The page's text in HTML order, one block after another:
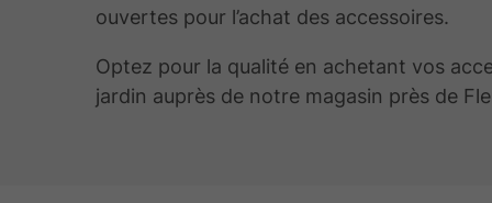
ouvertes pour l’achat des accessoires.
Optez pour la qualité en achetant vos
jardin auprès de notre magasin près de